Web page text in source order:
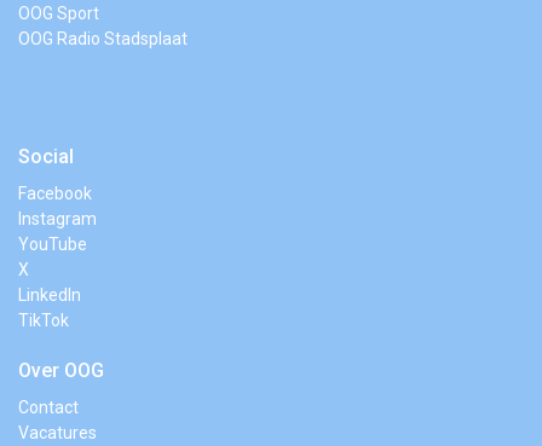
OOG Sport
OOG Radio Stadsplaat
Social
Facebook
Instagram
YouTube
X
LinkedIn
TikTok
Over OOG
Contact
Vacatures